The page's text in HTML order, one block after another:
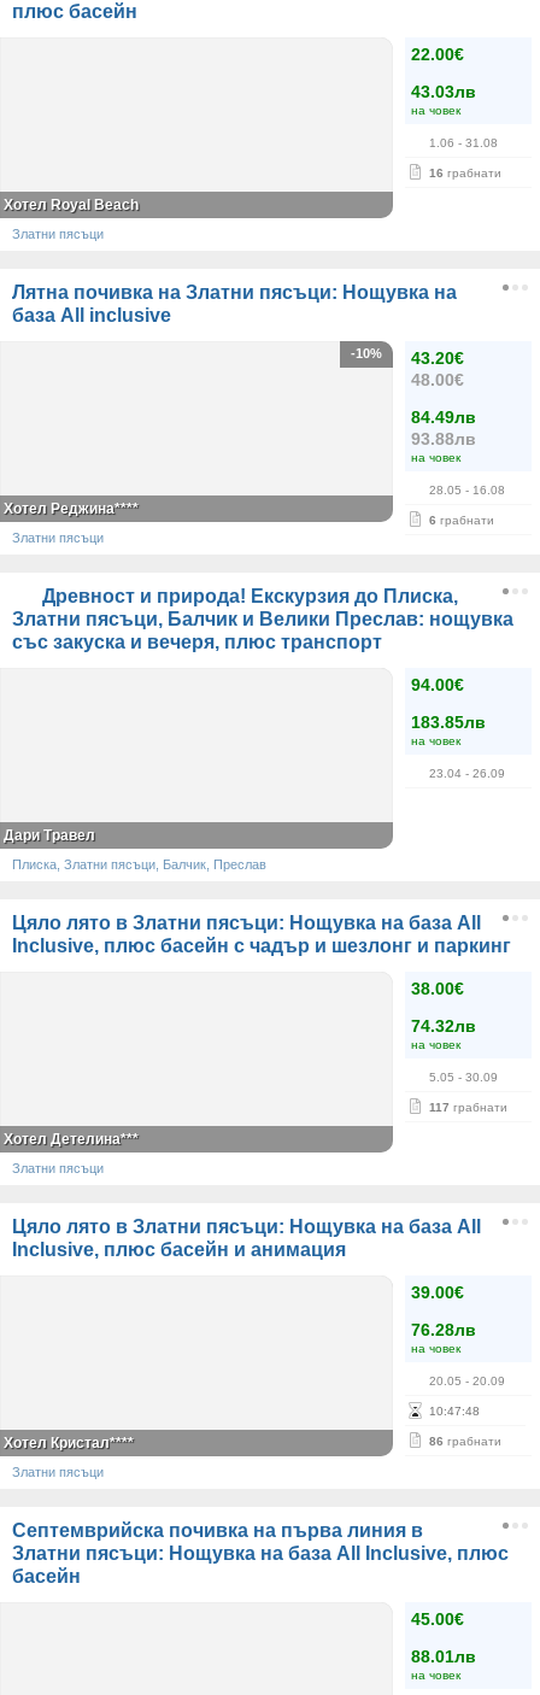
плюс басейн
22.00€
43.03лв
на човек
1.06 - 31.08
16 грабнати
Хотел Royal Beach
Златни пясъци
Лятна почивка на Златни пясъци: Нощувка на
база All inclusive
43.20€
48.00€
84.49лв
93.88лв
на човек
28.05 - 16.08
6 грабнати
-10%
Хотел Реджина****
Златни пясъци
Древност и природа! Екскурзия до Плиска,
Златни пясъци, Балчик и Велики Преслав: нощувка
със закуска и вечеря, плюс транспорт
94.00€
183.85лв
на човек
23.04 - 26.09
Дари Травел
Плиска, Златни пясъци, Балчик, Преслав
Цяло лято в Златни пясъци: Нощувка на база All
Inclusive, плюс басейн с чадър и шезлонг и паркинг
38.00€
74.32лв
на човек
5.05 - 30.09
117 грабнати
Хотел Детелина***
Златни пясъци
Цяло лято в Златни пясъци: Нощувка на база All
Inclusive, плюс басейн и анимация
39.00€
76.28лв
на човек
20.05 - 20.09
10:47:48
86 грабнати
Хотел Кристал****
Златни пясъци
Септемврийска почивка на първа линия в
Златни пясъци: Нощувка на база All Inclusive, плюс
басейн
45.00€
88.01лв
на човек